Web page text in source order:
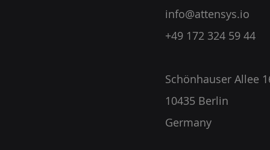
info@attensys.io
+49 172 324 59 44
Schönhauser Allee
10435 Berlin
Germany